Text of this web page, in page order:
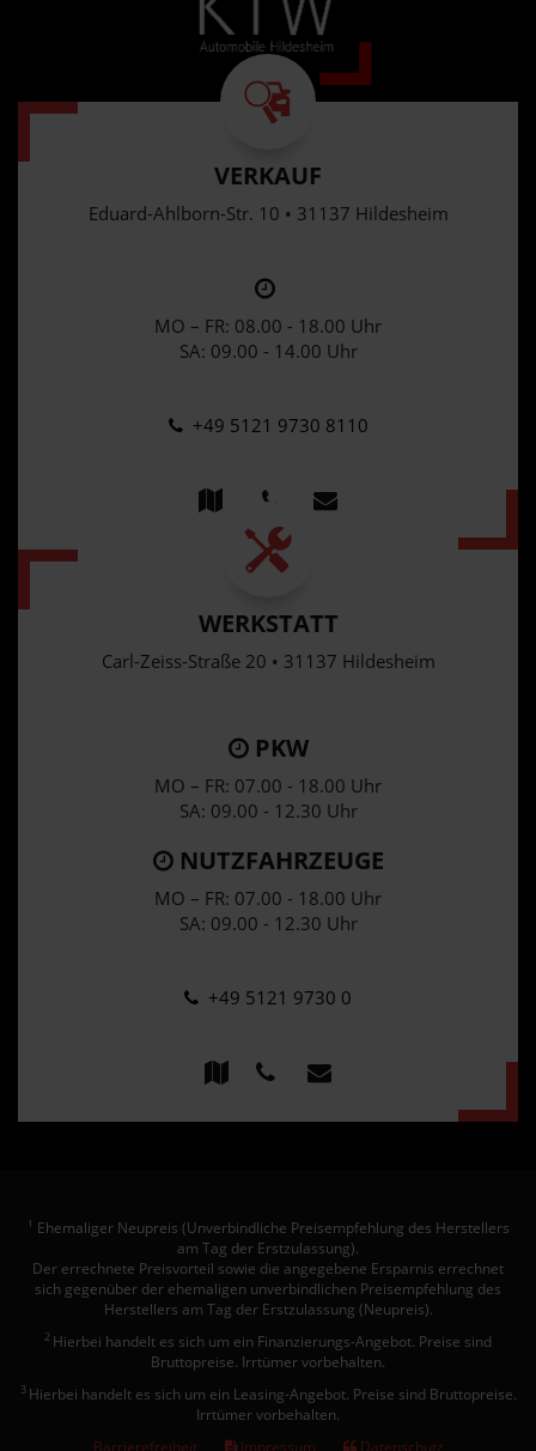
VERKAUF
Eduard-Ahlborn-Str. 10 • 31137 Hildesheim
MO – FR: 08.00 - 18.00 Uhr
SA: 09.00 - 14.00 Uhr
+49 5121 9730 8110
WERKSTATT
Carl-Zeiss-Straße 20 • 31137 Hildesheim
PKW
MO – FR: 07.00 - 18.00 Uhr
SA: 09.00 - 12.30 Uhr
NUTZFAHRZEUGE
MO – FR: 07.00 - 18.00 Uhr
SA: 09.00 - 12.30 Uhr
+49 5121 9730 0
1 Ehemaliger Neupreis (Unverbindliche Preisempfehlung des Herstellers
am Tag der Erstzulassung).
Der errechnete Preisvorteil sowie die angegebene Ersparnis errechnet
sich gegenüber der ehemaligen unverbindlichen Preisempfehlung des
Herstellers am Tag der Erstzulassung (Neupreis).
2 Hierbei handelt es sich um ein Finanzierungs-Angebot. Preise sind
Bruttopreise. Irrtümer vorbehalten.
3 Hierbei handelt es sich um ein Leasing-Angebot. Preise sind Bruttopreise.
Irrtümer vorbehalten.
Barrierefreiheit
Impressum Datenschutz